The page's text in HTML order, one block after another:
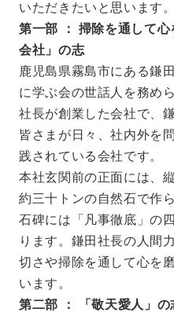
いただきたいと思います。
第一部 ： 掃除を通して
会社」の志
鹿児島県霧島市にある鎌
に学ぶ会の世話人を務め
社長が創業した会社で、
皆さまが日々、社内外を
践されている会社です。
本社玄関前の正面には、
約三十トンの自然石で作
石碑には「凡事徹底」の
ります。鎌田社長の人間
切さや掃除を通して心を
います。
第二部 ： 「敬天愛人」の